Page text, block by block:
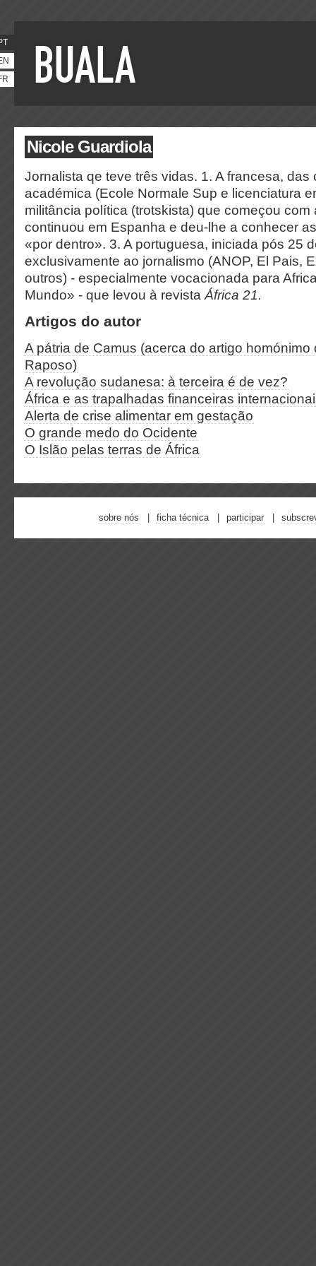
Nicole Guardiola
Jornalista qe teve três vidas. 1. A francesa, das
académica (Ecole Normale Sup e licenciatura
militância política (trotskista) que começou com
continuou em Espanha e deu-lhe a conhecer
«por dentro». 3. A portuguesa, iniciada pós 25
exclusivamente ao jornalismo (ANOP, El Pais,
outros) - especialmente vocacionada para
Mundo» - que levou à revista África 21.
Artigos do autor
A pátria de Camus (acerca do artigo homónimo
Raposo)
A revolução sudanesa: à terceira é de vez?
África e as trapalhadas financeiras
Alerta de crise alimentar em gestação
O grande medo do Ocidente
O Islão pelas terras de África
sobre nós ficha técnica participar